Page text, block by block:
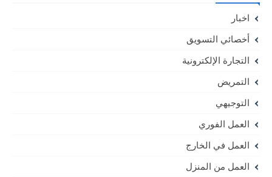
اخبار
أخصائي التسويق
التجارة الإلكترونية
التمريض
التوجيهي
العمل الفوري
العمل في الخارج
العمل من المنزل